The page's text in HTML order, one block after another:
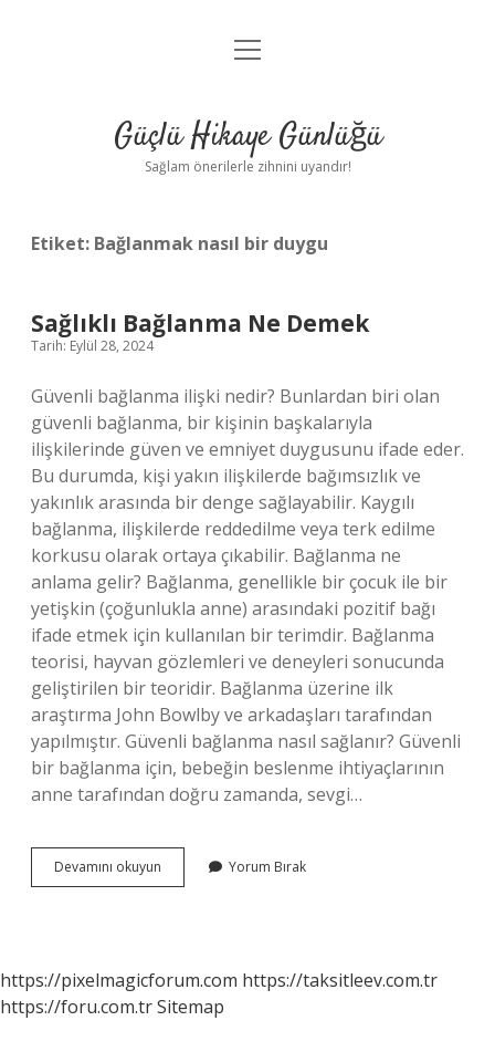
Anasayfa
Yasal Uyarı
menüyü
Güçlü Hikaye Günlüğü
Sağlam önerilerle zihnini uyandır!
Etiket: Bağlanmak nasıl bir duygu
Sağlıklı Bağlanma Ne Demek
Tarih: Eylül 28, 2024
Güvenli bağlanma ilişki nedir? Bunlardan biri olan
güvenli bağlanma, bir kişinin başkalarıyla
ilişkilerinde güven ve emniyet duygusunu ifade eder.
Bu durumda, kişi yakın ilişkilerde bağımsızlık ve
yakınlık arasında bir denge sağlayabilir. Kaygılı
bağlanma, ilişkilerde reddedilme veya terk edilme
korkusu olarak ortaya çıkabilir. Bağlanma ne
anlama gelir? Bağlanma, genellikle bir çocuk ile bir
yetişkin (çoğunlukla anne) arasındaki pozitif bağı
ifade etmek için kullanılan bir terimdir. Bağlanma
teorisi, hayvan gözlemleri ve deneyleri sonucunda
geliştirilen bir teoridir. Bağlanma üzerine ilk
araştırma John Bowlby ve arkadaşları tarafından
yapılmıştır. Güvenli bağlanma nasıl sağlanır? Güvenli
bir bağlanma için, bebeğin beslenme ihtiyaçlarının
anne tarafından doğru zamanda, sevgi…
Devamını okuyun
Bağlanma
Yorum Bırak
https://pixelmagicforum.com https://taksitleev.com.tr
https://foru.com.trSitemap